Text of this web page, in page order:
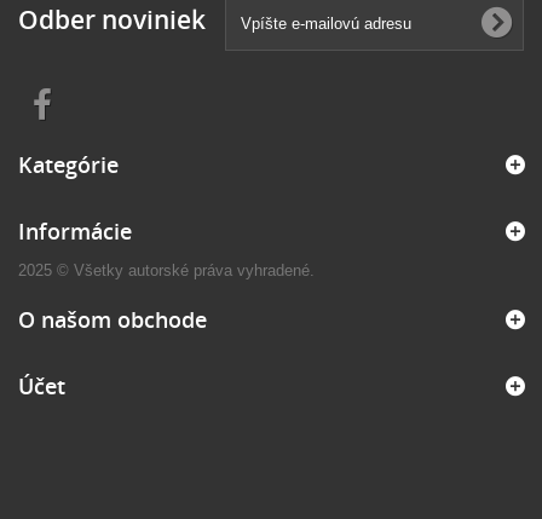
Odber noviniek
Kategórie
Informácie
2025 © Všetky autorské práva vyhradené.
O našom obchode
Účet